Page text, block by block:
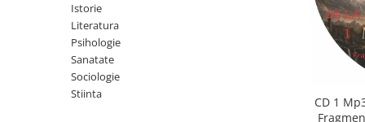
Istorie
Literatura
Psihologie
Sanatate
Sociologie
Stiinta
CD 1